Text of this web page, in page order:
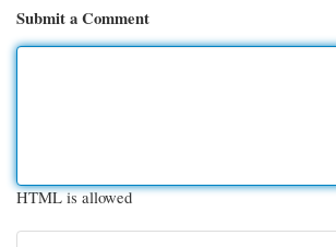
Submit a Comment
HTML is allowed